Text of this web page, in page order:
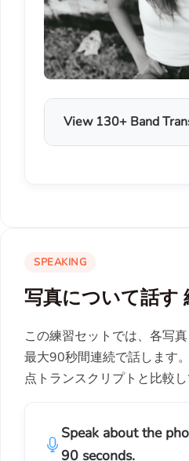
View 130+ Band
SPEAKING
写真について話す
この練習セットでは、各写
最大90秒間連続で話します
点トランスクリプトと比較し
Speak about the
90 seconds.